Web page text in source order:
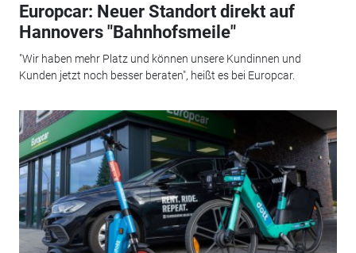
Europcar: Neuer Standort direkt auf
Hannovers "Bahnhofsmeile"
"Wir haben mehr Platz und können unsere Kundinnen und
Kunden jetzt noch besser beraten", heißt es bei Europcar.